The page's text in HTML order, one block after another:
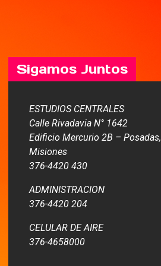
Sigamos Juntos
ESTUDIOS CENTRALES
Calle Rivadavia N° 1642
Edificio Mercurio 2B – Posadas,
Misiones
376-4420 430
ADMINISTRACION
376-4420 204
CELULAR DE AIRE
376-4658000